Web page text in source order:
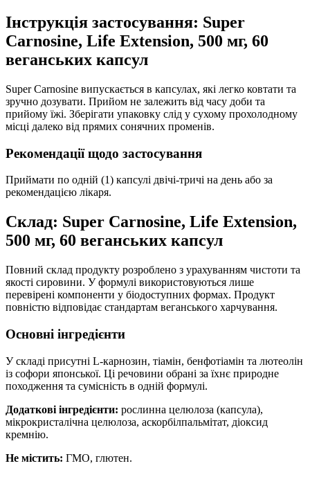
Інструкція застосування: Super
Carnosine, Life Extension, 500 мг, 60
веганських капсул
Super Carnosine випускається в капсулах, які легко ковтати та
зручно дозувати. Прийом не залежить від часу доби та
прийому їжі. Зберігати упаковку слід у сухому прохолодному
місці далеко від прямих сонячних променів.
Рекомендації щодо застосування
Приймати по одній (1) капсулі двічі-тричі на день або за
рекомендацією лікаря.
Склад: Super Carnosine, Life Extension,
500 мг, 60 веганських капсул
Повний склад продукту розроблено з урахуванням чистоти та
якості сировини. У формулі використовуються лише
перевірені компоненти у біодоступних формах. Продукт
повністю відповідає стандартам веганського харчування.
Основні інгредієнти
У складі присутні L-карнозин, тіамін, бенфотіамін та лютеолін
із софори японської. Ці речовини обрані за їхнє природне
походження та сумісність в одній формулі.
Додаткові інгредієнти: рослинна целюлоза (капсула),
мікрокристалічна целюлоза, аскорбілпальмітат, діоксид
кремнію.
Не містить: ГМО, глютен.